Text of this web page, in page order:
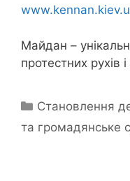
Майдан –
протестних рухів
Categories
Становлення
та громадянське